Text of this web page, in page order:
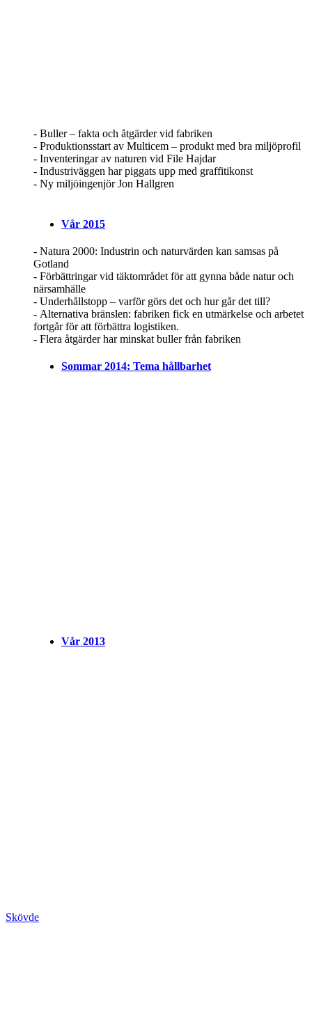
- Buller – fakta och åtgärder vid fabriken
- Produktionsstart av Multicem – produkt med bra miljöprofil
- Inventeringar av naturen vid File Hajdar
- Industriväggen har piggats upp med graffitikonst
- Ny miljöingenjör Jon Hallgren
Vår 2015
- Natura 2000: Industrin och naturvärden kan samsas på
Gotland
- Förbättringar vid täktområdet för att gynna både natur och
närsamhälle
- Underhållstopp – varför görs det och hur går det till?
- Alternativa bränslen: fabriken fick en utmärkelse och arbetet
fortgår för att förbättra logistiken.
- Flera åtgärder har minskat buller från fabriken
Sommar 2014: Tema hållbarhet
Vår 2013
Skövde